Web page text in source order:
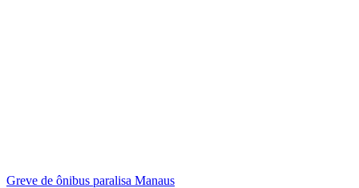
Greve de ônibus paralisa Manaus